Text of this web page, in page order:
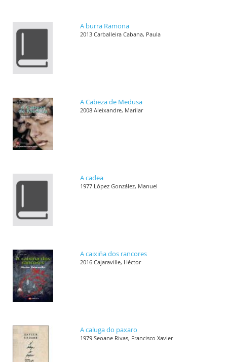
A burra Ramona
2013 Carballeira Cabana, Paula
A Cabeza de Medusa
2008 Aleixandre, Marilar
A cadea
1977 López González, Manuel
A caixiña dos rancores
2016 Cajaraville, Héctor
A caluga do paxaro
1979 Seoane Rivas, Francisco Xavier